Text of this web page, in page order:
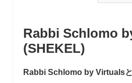
Rabbi Schlomo
(SHEKEL)
Rabbi Schlomo by Virtuals